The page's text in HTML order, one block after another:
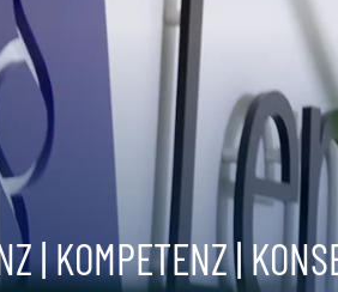
| KOMPETENZ |